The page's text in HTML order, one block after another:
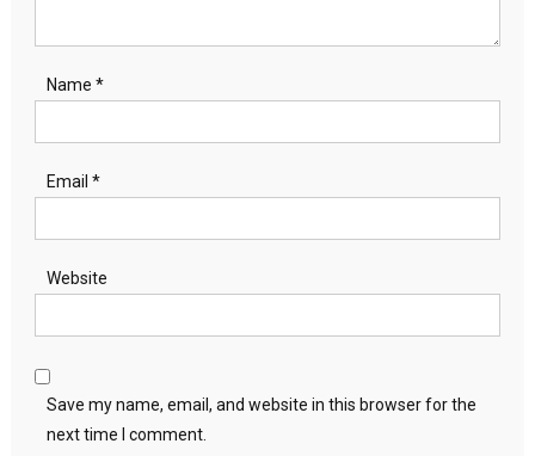
Name *
Email *
Website
Save my name, email, and website in this browser for the
next time I comment.